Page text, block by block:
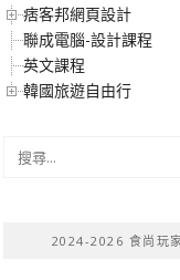
痞客邦網頁設計
聯成電腦-設計課程
英文課程
韓國旅遊自由行
2024-2026 食尚玩